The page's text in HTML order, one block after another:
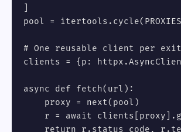
pool =
# One reusable client per
clients = {p:
async def fetch(url):
    proxy = next(pool)
r = await
return r.status_code,